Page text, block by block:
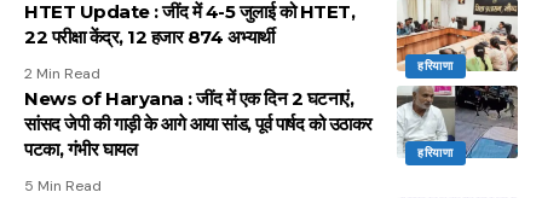
हरियाणा
HTET Update : जींद में 4-5 जुलाई को HTET,
22 परीक्षा केंद्र, 12 हजार 874 अभ्यार्थी
2 Min Read
हरियाणा
News of Haryana : जींद में एक दिन 2 घटनाएं,
सांसद जेपी की गाड़ी के आगे आया सांड, पूर्व पार्षद को उठाकर
पटका, गंभीर घायल
5 Min Read